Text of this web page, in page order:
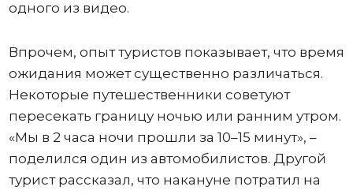
одного из видео.
Впрочем, опыт туристов показывает, что время
ожидания может существенно различаться.
Некоторые путешественники советуют
пересекать границу ночью или ранним утром.
«Мы в 2 часа ночи прошли за 10–15 минут», –
поделился один из автомобилистов. Другой
турист рассказал, что накануне потратил на